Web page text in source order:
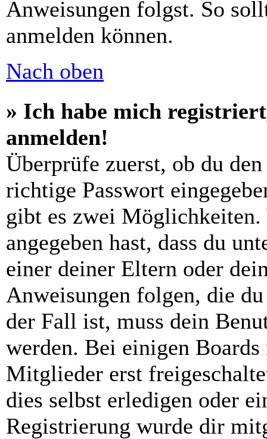
Anweisungen folgst. So
anmelden können.
Nach oben
» Ich habe mich
anmelden!
Überprüfe zuerst, ob du
richtige Passwort
gibt es zwei
angegeben hast, dass du
einer deiner Eltern oder
Anweisungen folgen, die
der Fall ist, muss dein
werden. Bei einigen Boards
Mitglieder erst
dies selbst erledigen oder
Registrierung wurde dir